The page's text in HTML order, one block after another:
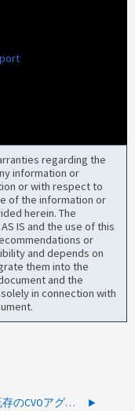
regarding the
information or
or with respect to
of the information or
herein. The
IS and the use of this
or
and depends on
them into the
and the
in connection with
AWS -既存のCVOアグリゲートで容量を増やすことができません